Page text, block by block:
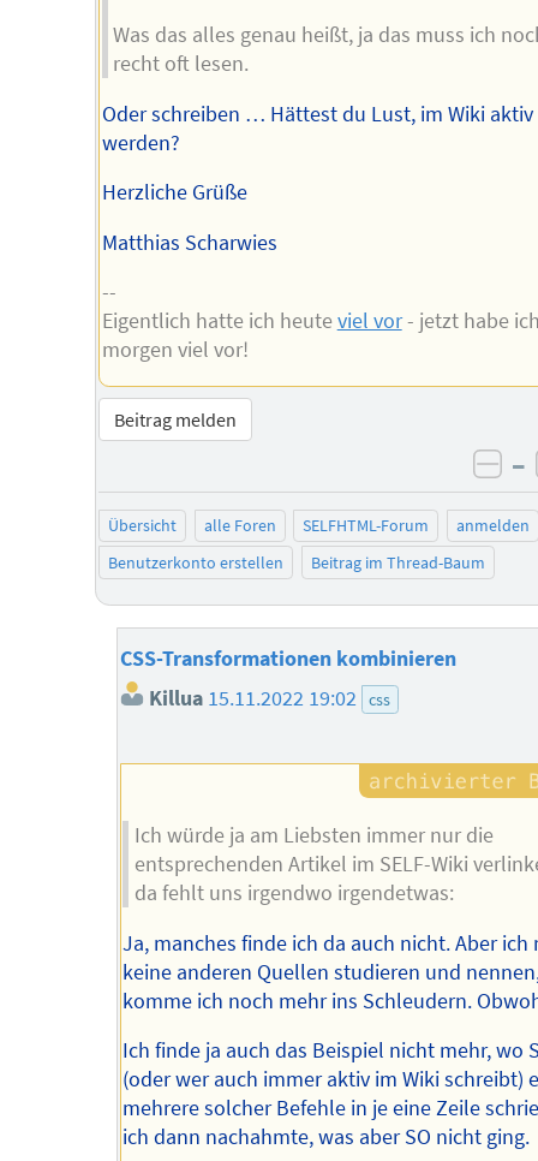
Was das alles genau heißt, ja das muss ich
recht oft lesen.
Oder schreiben … Hättest du Lust, im Wiki aktiv
werden?
Herzliche Grüße
Matthias Scharwies
--
Eigentlich hatte ich heuteviel vor- jetzt habe
morgen viel vor!
Beitrag melden
–
Übersicht alle Foren SELFHTML-Forum
anmelden
Benutzerkonto erstellen
Beitrag im Thread-Baum
CSS-Transformationen kombinieren
Killua 15.11.2022 19:02 css
Ich würde ja am Liebsten immer nur die
entsprechenden Artikel im SELF-Wiki
da fehlt uns irgendwo irgendetwas:
Ja, manches finde ich da auch nicht. Aber ich
keine anderen Quellen studieren und
komme ich noch mehr ins Schleudern.
Ich finde ja auch das Beispiel nicht mehr, wo
(oder wer auch immer aktiv im Wiki schreibt)
mehrere solcher Befehle in je eine Zeile
ich dann nachahmte, was aber SO nicht ging.